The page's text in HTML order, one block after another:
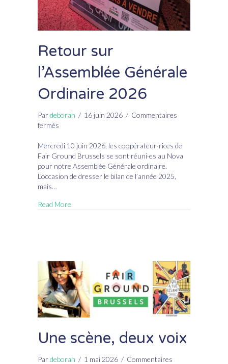
Retour sur
l’Assemblée Générale
Ordinaire 2026
Pardeborah / 16 juin 2026 / Commentaires
fermés
sur
l’Assemblée
Générale
Ordinaire
Mercredi 10 juin 2026, les coopérateur·rices de
Fair Ground Brussels se sont réuni·es au Nova
pour notre Assemblée Générale ordinaire.
L’occasion de dresser le bilan de l’année 2025,
mais…
Read More
Une scène, deux voix
Pardeborah / 1 mai 2026 / Commentaires